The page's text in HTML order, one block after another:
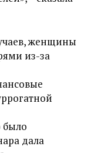
женщины
из-за
было
дала